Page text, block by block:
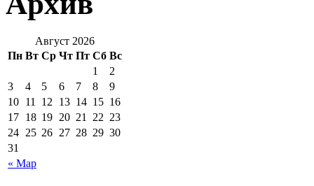
Август 2026
Пн Вт Ср Чт Пт Сб Вс
« Мар
1
2
3
4 5 6 7 8
9
10 11 12 13 14 15 16
17 18 19 20 21 22 23
24 25 26 27 28 29 30
31